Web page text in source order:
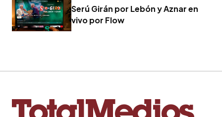
Serú Girán por Lebón y Aznar en
vivo por Flow